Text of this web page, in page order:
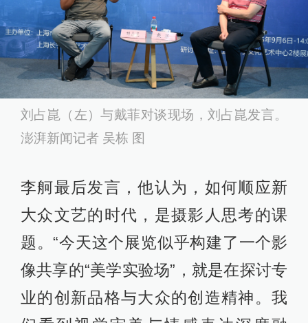
刘占崑（左）与戴菲对谈现场，刘占崑发言。
澎湃新闻记者 吴栋 图
李舸最后发言，他认为，如何顺应新
大众文艺的时代，是摄影人思考的课
题。“今天这个展览似乎构建了一个影
像共享的“美学实验场”，就是在探讨专
业的创新品格与大众的创造精神。我